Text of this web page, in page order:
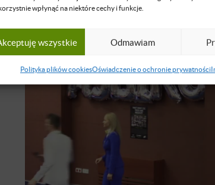
wpłynąć na niektóre cechy i funkcje.
wszystkie Odmawiam
Polityka plików cookiesOświadczenie o ochronie prywatności